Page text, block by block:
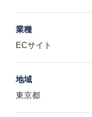
業種
ECサイト
地域
東京都